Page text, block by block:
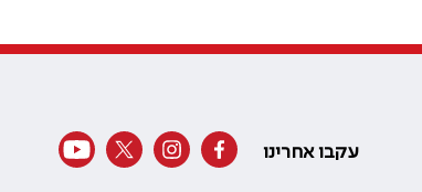
עקבו אחרינו